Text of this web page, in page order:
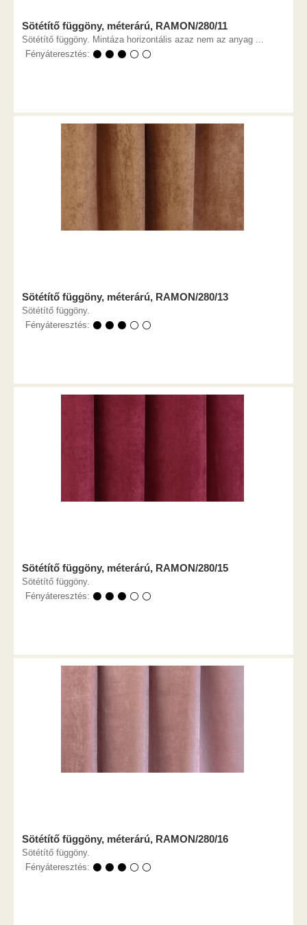
Sötétítő függöny, méterárú, RAMON/280/11
Sötétítő függöny. Mintáza horizontális azaz nem az anyag ...
Fényáteresztés: ⚫ ⚫ ⚫ ⚪ ⚪
Sötétítő függöny, méterárú, RAMON/280/13
Sötétítő függöny.
Fényáteresztés: ⚫ ⚫ ⚫ ⚪ ⚪
Sötétítő függöny, méterárú, RAMON/280/15
Sötétítő függöny.
Fényáteresztés: ⚫ ⚫ ⚫ ⚪ ⚪
Sötétítő függöny, méterárú, RAMON/280/16
Sötétítő függöny.
Fényáteresztés: ⚫ ⚫ ⚫ ⚪ ⚪